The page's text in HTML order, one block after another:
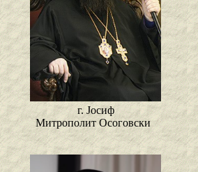
г. Јосиф
Митрополит Осоговски